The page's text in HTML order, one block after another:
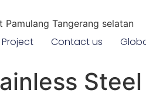
Tangerang selatan
Contact us
Steel